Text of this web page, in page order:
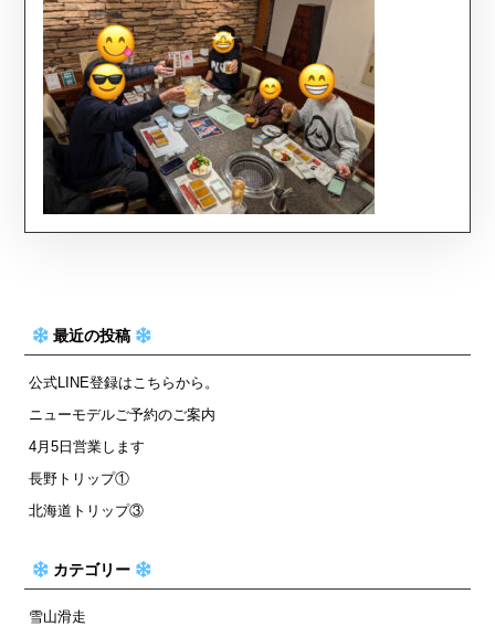
最近の投稿
公式LINE登録はこちらから。
ニューモデルご予約のご案内
4月5日営業します
長野トリップ①
北海道トリップ③
カテゴリー
雪山滑走